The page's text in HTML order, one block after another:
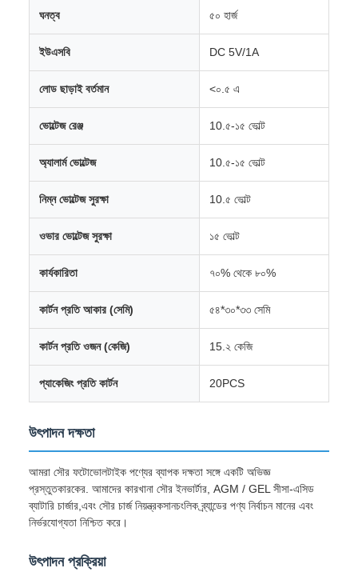
ঘনত্ব ৫০ হার্জ
ইউএসবি DC 5V/1A
লোড ছাড়াই বর্তমান <০.৫ এ
ভোল্টেজ রেঞ্জ 10.৫-১৫ ভোল্ট
অ্যালার্ম ভোল্টেজ 10.৫-১৫ ভোল্ট
নিম্ন ভোল্টেজ সুরক্ষা 10.৫ ভোল্ট
ওভার ভোল্টেজ সুরক্ষা ১৫ ভোল্ট
কার্যকারিতা ৭০% থেকে ৮০%
কার্টন প্রতি আকার (সেমি) ৫৪*৩০*৩৩ সেমি
কার্টন প্রতি ওজন (কেজি) 15.২ কেজি
প্যাকেজিং প্রতি কার্টন 20PCS
উৎপাদন দক্ষতা
আমরা সৌর ফটোভোলটাইক পণ্যের ব্যাপক দক্ষতা সঙ্গে একটি অভিজ্ঞ
প্রস্তুতকারকের. আমাদের কারখানা সৌর ইনভার্টার, AGM / GEL সীসা-এসিড
ব্যাটারি চার্জার,এবং সৌর চার্জ নিয়ন্ত্রকসানচংলিক ব্র্যান্ডের পণ্য নির্বাচন মানের এবং
নির্ভরযোগ্যতা নিশ্চিত করে।
উৎপাদন প্রক্রিয়া